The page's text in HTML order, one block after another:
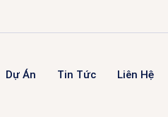
Dự Án Tin Tức Liên Hệ